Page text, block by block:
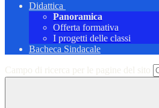
Didattica
Panoramica
Offerta formativa
I progetti delle classi
Bacheca Sindacale
Campo di ricerca per le pagine del sito